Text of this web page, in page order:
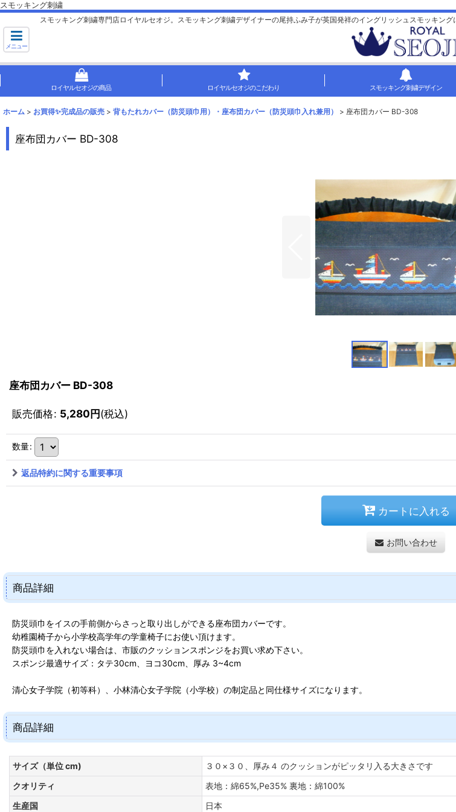
スモッキング刺繍
スモッキング刺繍専門店ロイヤルセオジ。スモッキング刺繍デザイナーの尾持ふみ子が英国発祥のイングリッシュスモッキン
メニュー
ロイヤルセオジの商品 ロイヤルセオジのこだわり スモッキング刺繍デザイン
ホーム > お買得✨完成品の販売 > 背もたれカバー（防災頭巾用）・座布団カバー（防災頭巾入れ兼用） > 座布団カバー BD-308
座布団カバー BD-308
座布団カバー BD-308
販売価格: 5,280円(税込)
数量:
返品特約に関する重要事項
カートに入れる
お問い合わせ
商品詳細
防災頭巾をイスの手前側からさっと取り出しができる座布団カバーです。
幼稚園椅子から小学校高学年の学童椅子にお使い頂けます。
防災頭巾を入れない場合は、市販のクッションスポンジをお買い求め下さい。
スポンジ最適サイズ：タテ30cm、ヨコ30cm、厚み 3~4cm
清心女子学院（初等科）、小林清心女子学院（小学校）の制定品と同仕様サイズになります。
商品詳細
サイズ（単位 cm)
３０×３０、厚み４ のクッションがピッタリ入る大きさです
クオリティ
表地：綿65%,Pe35% 裏地：綿100%
生産国
日本